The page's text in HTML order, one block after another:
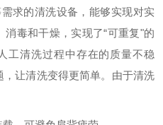
求的清洗设备，能够实现对实
毒和干燥，实现了“可重复"的
工清洗过程中存在的质量不稳
让清洗变得更简单。由于清洗